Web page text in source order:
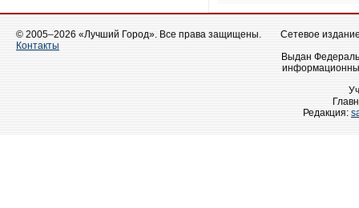
© 2005–2026 «Лучший Город». Все права защищены.
Контакты
Сетевое
Выдан
Редакция: